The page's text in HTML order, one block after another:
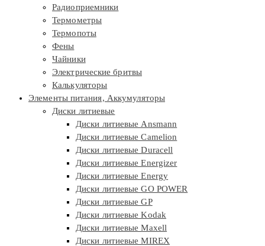
Радиоприемники
Термометры
Термопоты
Фены
Чайники
Электрические бритвы
Калькуляторы
Элементы питания, Аккумуляторы
Диски литиевые
Диски литиевые Ansmann
Диски литиевые Camelion
Диски литиевые Duracell
Диски литиевые Energizer
Диски литиевые Energy
Диски литиевые GO POWER
Диски литиевые GP
Диски литиевые Kodak
Диски литиевые Maxell
Диски литиевые MIREX